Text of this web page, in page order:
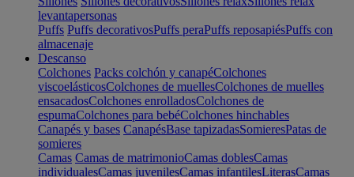
levantapersonas
Puffs Puffs decorativosPuffs peraPuffs reposapiésPuffs con
almacenaje
Descanso
Colchones Packs colchón y canapéColchones
viscoelásticosColchones de muellesColchones de muelles
ensacadosColchones enrolladosColchones de
espumaColchones para bebéColchones hinchables
Canapés y bases CanapésBase tapizadasSomieresPatas de
somieres
Camas Camas de matrimonioCamas doblesCamas
individualesCamas juvenilesCamas infantilesLiterasCamas